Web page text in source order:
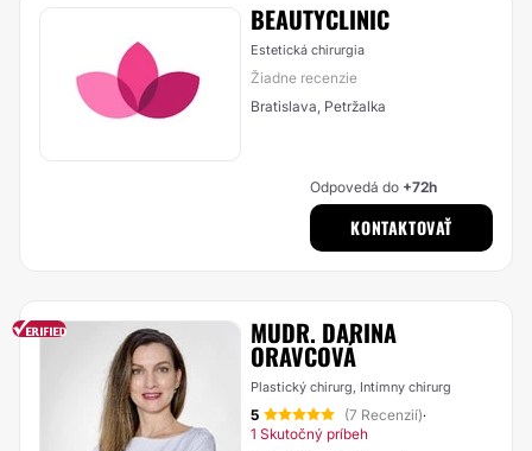
BEAUTYCLINIC
Estetická chirurgia
Žiadne recenzie
Bratislava, Petržalka
Odpovedá do +72h
KONTAKTOVAŤ
MUDR. DARINA
ORAVCOVÁ
Plastický chirurg, Intímny chirurg
5 (7 Recenzií)·
1 Skutočný príbeh